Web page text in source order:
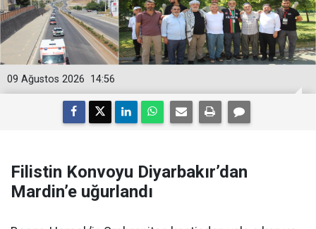
14:56
09 Ağustos 2026
Filistin Konvoyu Diyarbakır’dan
Mardin’e uğurlandı